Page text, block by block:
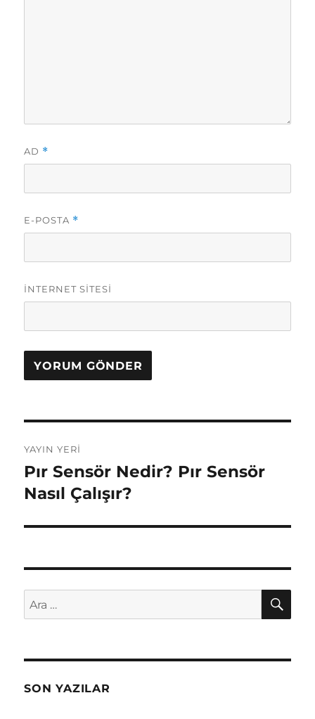
AD *
E-POSTA *
İNTERNET SITESI
gezinmesi
YAYIN YERI
Pır Sensör Nedir? Pır Sensör
Nasıl Çalışır?
Ara:
SON YAZILAR